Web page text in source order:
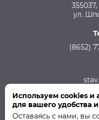
ул.
(8652)
Телефон
215-957, 8-928-
Используем cookies и
для вашего удобства
Оставаясь с нами, вы